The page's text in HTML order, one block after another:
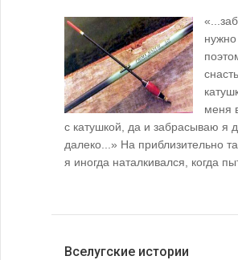
нужно
меня
с катушкой, да и забрасываю я
далеко...» На приблизительно
я иногда наталкивался, когда
Вселугские истории